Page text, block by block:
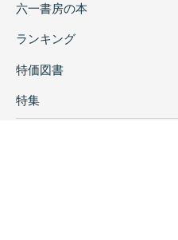
六一書房の本
ランキング
特価図書
特集